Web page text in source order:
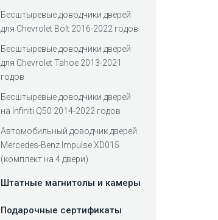
Беcштыревые доводчики дверей
для Chevrolet Bolt 2016-2022 годов
Беcштыревые доводчики дверей
для Chevrolet Tahoe 2013-2021
годов
Беcштыревые доводчики дверей
на Infiniti Q50 2014-2022 годов
Автомобильный доводчик дверей
Mercedes-Benz Impulse XD015
(комплект на 4 двери)
Штатные магнитолы и камеры
Подарочные сертификаты